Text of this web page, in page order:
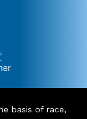
basis of race,